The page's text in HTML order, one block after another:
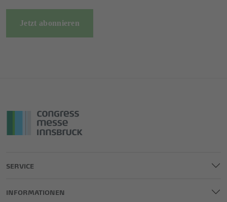
Jetzt abonnieren
SERVICE
INFORMATIONEN